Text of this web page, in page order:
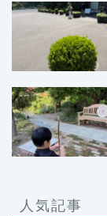
人気記事